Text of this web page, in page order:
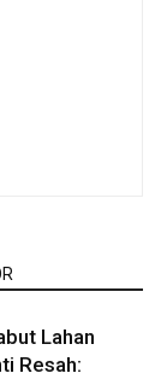
Lahan
Resah: